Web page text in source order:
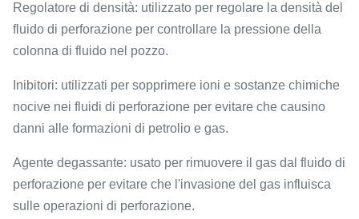
Regolatore di densità: utilizzato per regolare la densità del
fluido di perforazione per controllare la pressione della
colonna di fluido nel pozzo.
Inibitori: utilizzati per sopprimere ioni e sostanze chimiche
nocive nei fluidi di perforazione per evitare che causino
danni alle formazioni di petrolio e gas.
Agente degassante: usato per rimuovere il gas dal fluido di
perforazione per evitare che l'invasione del gas influisca
sulle operazioni di perforazione.